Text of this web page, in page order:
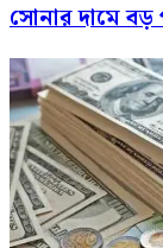
সোনার দামে